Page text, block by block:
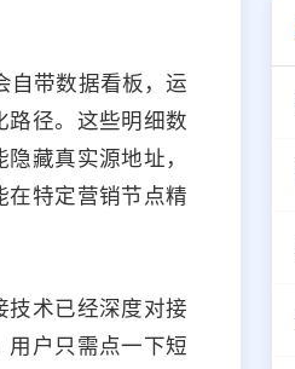
自带数据看板，运
路径。这些明细数
藏真实源地址，
在特定营销节点精
技术已经深度对接
用户只需点一下短